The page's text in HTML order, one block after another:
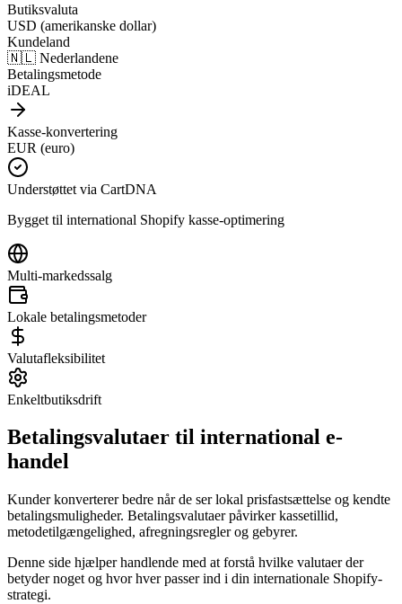
Butiksvaluta
USD (amerikanske dollar)
Kundeland
🇳🇱 Nederlandene
Betalingsmetode
iDEAL
Kasse-konvertering
EUR (euro)
Understøttet via CartDNA
Bygget til international Shopify kasse-optimering
Multi-markedssalg
Lokale betalingsmetoder
Valutafleksibilitet
Enkeltbutiksdrift
Betalingsvalutaer til international e-
handel
Kunder konverterer bedre når de ser lokal prisfastsættelse og kendte
betalingsmuligheder. Betalingsvalutaer påvirker kassetillid,
metodetilgængelighed, afregningsregler og gebyrer.
Denne side hjælper handlende med at forstå hvilke valutaer der
betyder noget og hvor hver passer ind i din internationale Shopify-
strategi.